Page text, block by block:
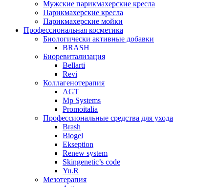
Мужские парикмахерские кресла
Парикмахерские кресла
Парикмахерские мойки
Профессиональная косметика
Биологически активные добавки
BRASH
Биоревитализация
Bellarti
Revi
Коллагенотерапия
AGT
Mp Systems
Promoitalia
Профессиональные средства для ухода
Brash
Biogel
Ekseption
Renew system
Skingenetic’s code
Yu.R
Мезотерапия